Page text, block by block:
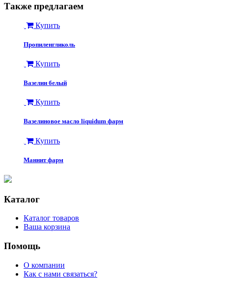
Также предлагаем
Купить
Пропиленгликоль
Купить
Вазелин белый
Купить
Вазелиновое масло liquidum фарм
Купить
Маннит фарм
Каталог
Каталог товаров
Ваша корзина
Помощь
О компании
Как с нами связаться?